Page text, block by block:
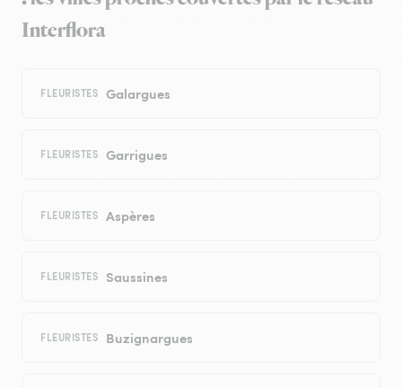
Interflora
FLEURISTES Galargues
FLEURISTES Garrigues
FLEURISTES Aspères
FLEURISTES Saussines
FLEURISTES Buzignargues